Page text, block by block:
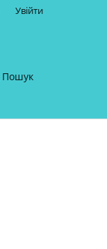
Пошук
Увійти